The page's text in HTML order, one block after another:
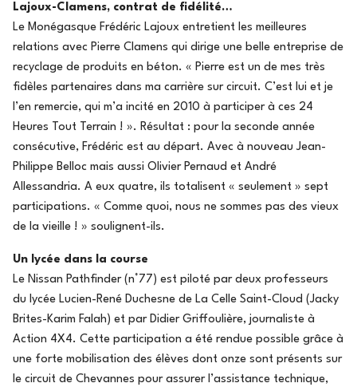
Lajoux-Clamens, contrat de fidélité…
Le Monégasque Frédéric Lajoux entretient les meilleures
relations avec Pierre Clamens qui dirige une belle entreprise de
recyclage de produits en béton. « Pierre est un de mes très
fidèles partenaires dans ma carrière sur circuit. C’est lui et je
l’en remercie, qui m’a incité en 2010 à participer à ces 24
Heures Tout Terrain ! ». Résultat : pour la seconde année
consécutive, Frédéric est au départ. Avec à nouveau Jean-
Philippe Belloc mais aussi Olivier Pernaud et André
Allessandria. A eux quatre, ils totalisent « seulement » sept
participations. « Comme quoi, nous ne sommes pas des vieux
de la vieille ! » soulignent-ils.
Un lycée dans la course
Le Nissan Pathfinder (n°77) est piloté par deux professeurs
du lycée Lucien-René Duchesne de La Celle Saint-Cloud (Jacky
Brites-Karim Falah) et par Didier Griffoulière, journaliste à
Action 4X4. Cette participation a été rendue possible grâce à
une forte mobilisation des élèves dont onze sont présents sur
le circuit de Chevannes pour assurer l’assistance technique,